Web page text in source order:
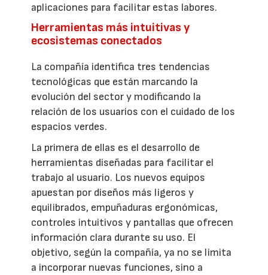
aplicaciones para facilitar estas labores.
Herramientas más intuitivas y
ecosistemas conectados
La compañía identifica tres tendencias
tecnológicas que están marcando la
evolución del sector y modificando la
relación de los usuarios con el cuidado de los
espacios verdes.
La primera de ellas es el desarrollo de
herramientas diseñadas para facilitar el
trabajo al usuario. Los nuevos equipos
apuestan por diseños más ligeros y
equilibrados, empuñaduras ergonómicas,
controles intuitivos y pantallas que ofrecen
información clara durante su uso. El
objetivo, según la compañía, ya no se limita
a incorporar nuevas funciones, sino a